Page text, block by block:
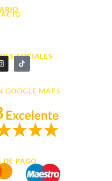
a 22:00h
SOCIALES
GOOGLE MAPS
DE PAGO